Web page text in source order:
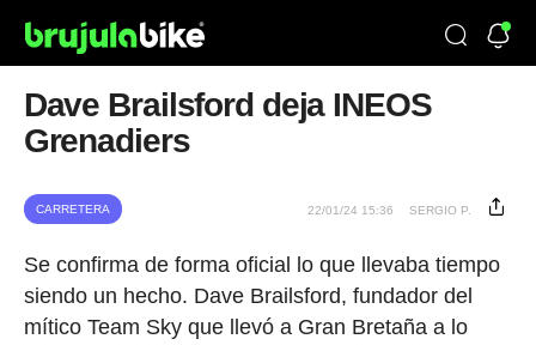
Dave Brailsford deja INEOS
Grenadiers
CARRETERA 22/01/24 15:36 SERGIO P.
Se confirma de forma oficial lo que llevaba tiempo
siendo un hecho. Dave Brailsford, fundador del
mítico Team Sky que llevó a Gran Bretaña a lo